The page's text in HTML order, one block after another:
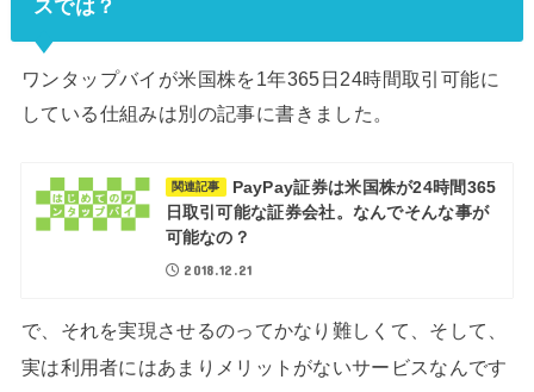
スでは？
ワンタップバイが米国株を1年365日24時間取引可能に
している仕組みは別の記事に書きました。
関連記事
PayPay証券は米国株が24時間365
日取引可能な証券会社。なんでそんな事が
可能なの？
2018.12.21
で、それを実現させるのってかなり難しくて、そして、
実は利用者にはあまりメリットがないサービスなんです